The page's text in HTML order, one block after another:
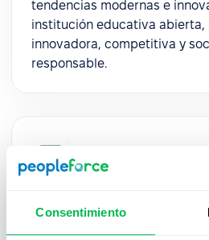
Consentimiento
tendencias modernas e
institución educativa abierta,
innovadora, competitiva y
responsable.
para el crecimiento del
visión tradicional de HR con